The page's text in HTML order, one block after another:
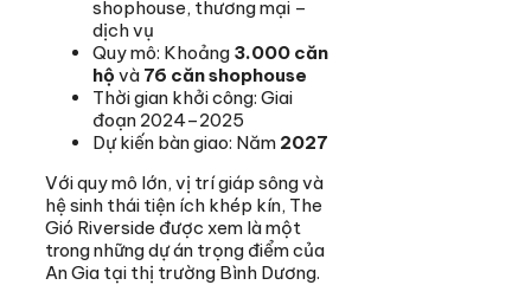
shophouse, thương mại –
dịch vụ
Quy mô: Khoảng 3.000 căn
hộ và 76 căn shophouse
Thời gian khởi công: Giai
đoạn 2024–2025
Dự kiến bàn giao: Năm 2027
Với quy mô lớn, vị trí giáp sông và
hệ sinh thái tiện ích khép kín, The
Gió Riverside được xem là một
trong những dự án trọng điểm của
An Gia tại thị trường Bình Dương.